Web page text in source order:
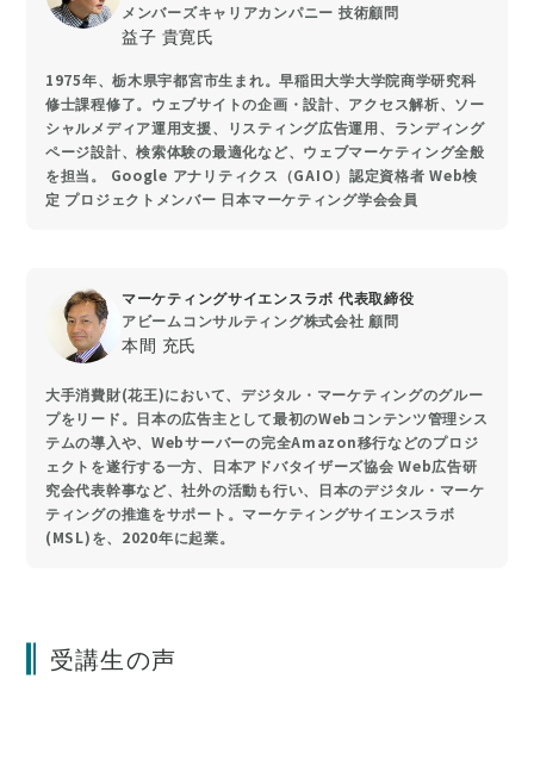
メンバーズキャリアカンパニー 技術顧問
益子 貴寛氏
1975年、栃木県宇都宮市生まれ。早稲田大学大学院商学研究科
修士課程修了。ウェブサイトの企画・設計、アクセス解析、ソー
シャルメディア運用支援、リスティング広告運用、ランディング
ページ設計、検索体験の最適化など、ウェブマーケティング全般
を担当。 Google アナリティクス（GAIO）認定資格者 Web検
定 プロジェクトメンバー 日本マーケティング学会会員
マーケティングサイエンスラボ 代表取締役
アビームコンサルティング株式会社 顧問
本間 充氏
大手消費財(花王)において、デジタル・マーケティングのグルー
プをリード。日本の広告主として最初のWebコンテンツ管理シス
テムの導入や、Webサーバーの完全Amazon移行などのプロジ
ェクトを遂行する一方、日本アドバタイザーズ協会 Web広告研
究会代表幹事など、社外の活動も行い、日本のデジタル・マーケ
ティングの推進をサポート。マーケティングサイエンスラボ
(MSL)を、2020年に起業。
受講生の声